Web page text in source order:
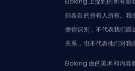
归各自的持有人所有。
便你识别，不代表我们
关系，也不代表他们对我
Eloking 做的美术和内容